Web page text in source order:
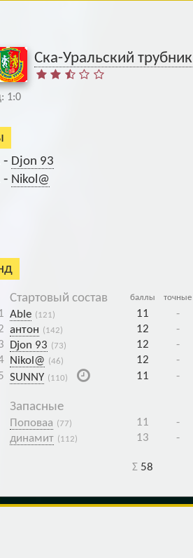
Ска-Уральский трубник
1:0
- Djon 93
- Nikol@
Стартовый состав баллы точные
1 Able (121) 11
-
антон (142) 12
-
Djon 93 (73) 12
-
Nikol@ (46) 12
-
SUNNY (110) 11 -
Запасные
Поповаа (77) 11
-
динамит (112) 13 -
Σ 58